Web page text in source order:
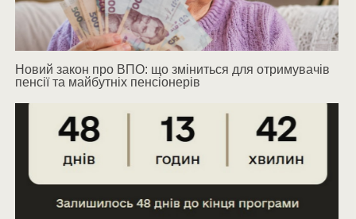
Новий закон про ВПО: що зміниться для отримувачів
пенсії та майбутніх пенсіонерів